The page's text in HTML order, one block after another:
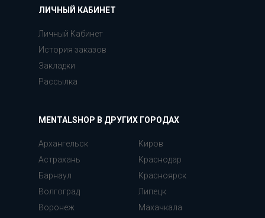
ЛИЧНЫЙ КАБИНЕТ
Личный Кабинет
История заказов
Закладки
Рассылка
MENTALSHOP В ДРУГИХ ГОРОДАХ
Архангельск
Астрахань
Барнаул
Волгоград
Воронеж
Киров
Краснодар
Красноярск
Липецк
Махачкала